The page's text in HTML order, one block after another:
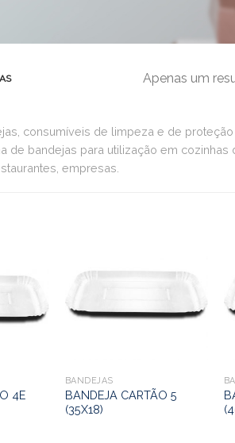
Apenas um
consumíveis de limpeza e de
de bandejas para utilização em
empresas.
4E
BANDEJAS
BANDEJA CARTÃO 5
(35X18)